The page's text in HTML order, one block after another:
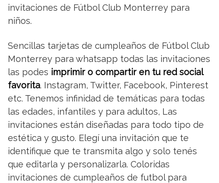
invitaciones de Fútbol Club Monterrey para
niños.
Sencillas tarjetas de cumpleaños de Fútbol Club
Monterrey para whatsapp todas las invitaciones
las podes imprimir o compartir en tu red social
favorita. Instagram, Twitter, Facebook, Pinterest
etc. Tenemos infinidad de temáticas para todas
las edades, infantiles y para adultos, Las
invitaciones están diseñadas para todo tipo de
estética y gusto. Elegí una invitación que te
identifique que te transmita algo y solo tenés
que editarla y personalizarla. Coloridas
invitaciones de cumpleaños de futbol para